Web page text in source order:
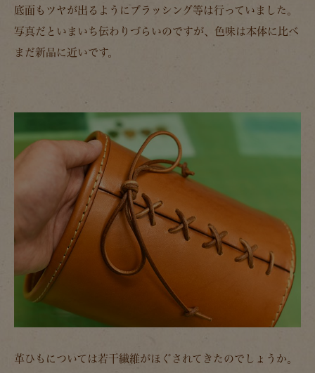
底面もツヤが出るようにブラッシング等は行っていました。
写真だといまいち伝わりづらいのですが、色味は本体に比べ
まだ新品に近いです。
革ひもについては若干繊維がほぐされてきたのでしょうか。